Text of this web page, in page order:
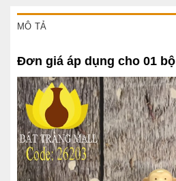
MÔ TẢ
Đơn giá áp dụng cho 01 bộ